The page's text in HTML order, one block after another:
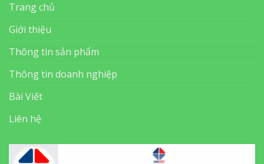
Trang chủ
Giới thiệu
Thông tin sản phẩm
Thông tin doanh nghiệp
Bài Viết
Liên hệ